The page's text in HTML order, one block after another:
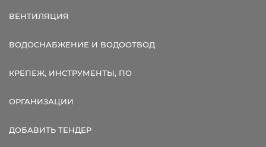
ВЕНТИЛЯЦИЯ
ВОДОСНАБЖЕНИЕ И ВОДООТВОД
КРЕПЕЖ, ИНСТРУМЕНТЫ, ПО
ОРГАНИЗАЦИИ
ДОБАВИТЬ ТЕНДЕР